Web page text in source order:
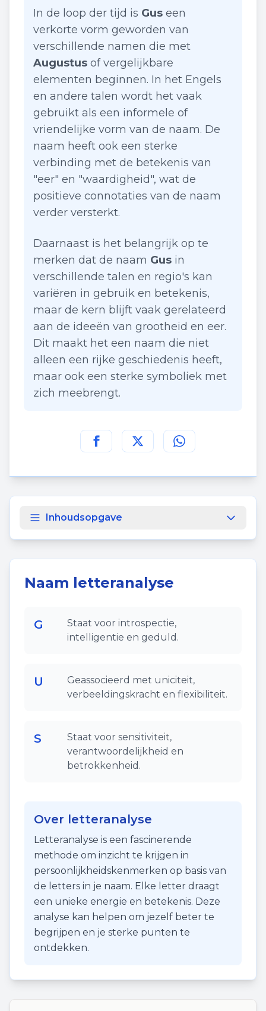
In de loop der tijd is Gus een
verkorte vorm geworden van
verschillende namen die met
Augustus of vergelijkbare
elementen beginnen. In het Engels
en andere talen wordt het vaak
gebruikt als een informele of
vriendelijke vorm van de naam. De
naam heeft ook een sterke
verbinding met de betekenis van
"eer" en "waardigheid", wat de
positieve connotaties van de naam
verder versterkt.
Daarnaast is het belangrijk op te
merken dat de naam Gus in
verschillende talen en regio's kan
variëren in gebruik en betekenis,
maar de kern blijft vaak gerelateerd
aan de ideeën van grootheid en eer.
Dit maakt het een naam die niet
alleen een rijke geschiedenis heeft,
maar ook een sterke symboliek met
zich meebrengt.
Deel deze pagina op
Deel deze pagina op
Deel deze pagina
Inhoudsopgave
Naam letteranalyse
G
Staat voor introspectie,
intelligentie en geduld.
U
Geassocieerd met uniciteit,
verbeeldingskracht en flexibiliteit.
S
Staat voor sensitiviteit,
verantwoordelijkheid en
betrokkenheid.
Over letteranalyse
Letteranalyse is een fascinerende
methode om inzicht te krijgen in
persoonlijkheidskenmerken op basis van
de letters in je naam. Elke letter draagt
een unieke energie en betekenis. Deze
analyse kan helpen om jezelf beter te
begrijpen en je sterke punten te
ontdekken.